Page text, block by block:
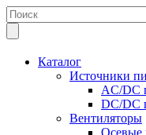
Каталог
Источники
AC/DC
DC/DC
Вентиляторы
Осевые